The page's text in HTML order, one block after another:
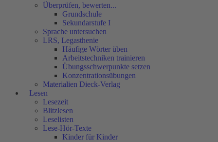
Überprüfen, bewerten...
Grundschule
Sekundarstufe I
Sprache untersuchen
LRS, Legasthenie
Häufige Wörter üben
Arbeitstechniken trainieren
Übungsschwerpunkte setzen
Konzentrationsübungen
Materialien Dieck-Verlag
Lesen
Lesezeit
Blitzlesen
Leselisten
Lese-Hör-Texte
Kinder für Kinder